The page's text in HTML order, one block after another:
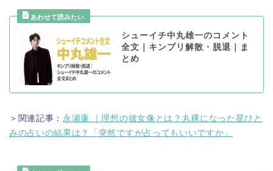
シューイチ中丸雄一のコメント
全文｜キンプリ解散・脱退｜ま
とめ
＞関連記事： 永瀬廉 ｜理想の彼女像とは？丸裸になった星ひと
みの占いの結果は？「突然ですが占ってもいいですか」